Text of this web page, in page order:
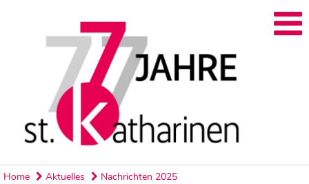
Home Aktuelles
Nachrichten 2025